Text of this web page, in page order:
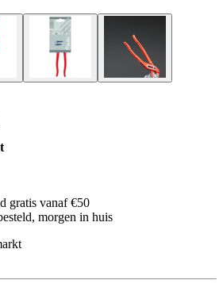
gratis vanaf €50
morgen in huis